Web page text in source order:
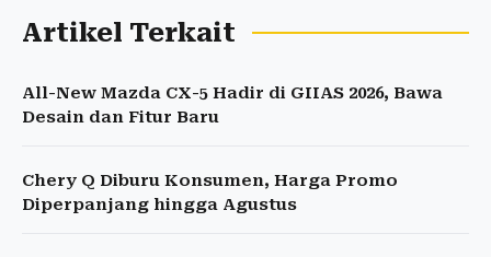
Artikel Terkait
All-New Mazda CX-5 Hadir di GIIAS 2026, Bawa
Desain dan Fitur Baru
Chery Q Diburu Konsumen, Harga Promo
Diperpanjang hingga Agustus